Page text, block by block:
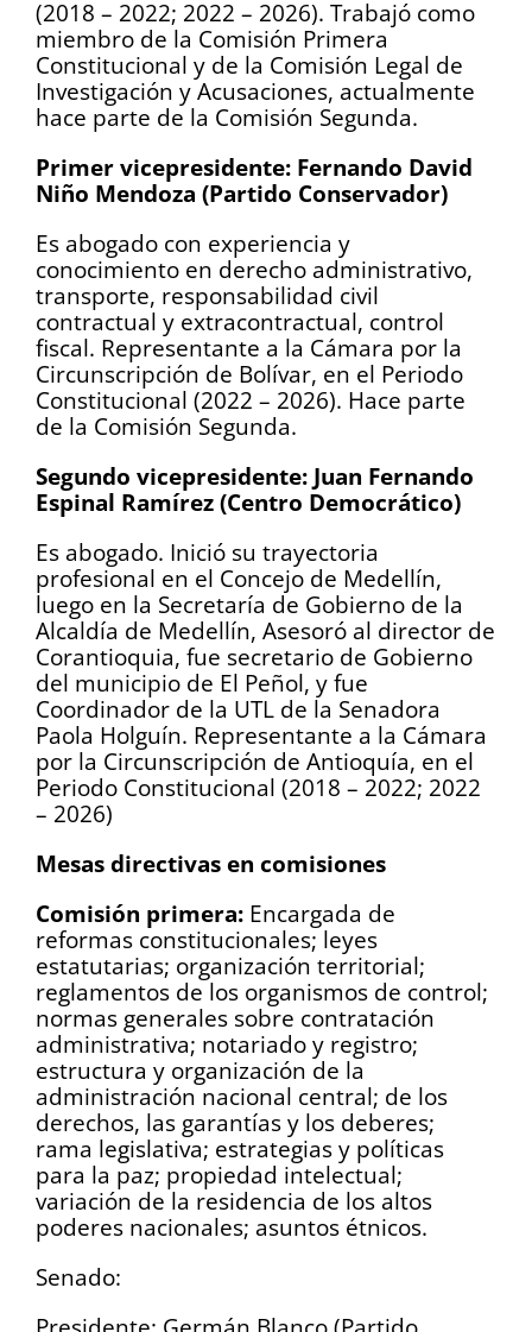
(2018 – 2022; 2022 – 2026). Trabajó como
miembro de la Comisión Primera
Constitucional y de la Comisión Legal de
Investigación y Acusaciones, actualmente
hace parte de la Comisión Segunda.
Primer vicepresidente: Fernando David
Niño Mendoza (Partido Conservador)
Es abogado con experiencia y
conocimiento en derecho administrativo,
transporte, responsabilidad civil
contractual y extracontractual, control
fiscal. Representante a la Cámara por la
Circunscripción de Bolívar, en el Periodo
Constitucional (2022 – 2026). Hace parte
de la Comisión Segunda.
Segundo vicepresidente: Juan Fernando
Espinal Ramírez (Centro Democrático)
Es abogado. Inició su trayectoria
profesional en el Concejo de Medellín,
luego en la Secretaría de Gobierno de la
Alcaldía de Medellín, Asesoró al director de
Corantioquia, fue secretario de Gobierno
del municipio de El Peñol, y fue
Coordinador de la UTL de la Senadora
Paola Holguín. Representante a la Cámara
por la Circunscripción de Antioquía, en el
Periodo Constitucional (2018 – 2022; 2022
– 2026)
Mesas directivas en comisiones
Comisión primera: Encargada de
reformas constitucionales; leyes
estatutarias; organización territorial;
reglamentos de los organismos de control;
normas generales sobre contratación
administrativa; notariado y registro;
estructura y organización de la
administración nacional central; de los
derechos, las garantías y los deberes;
rama legislativa; estrategias y políticas
para la paz; propiedad intelectual;
variación de la residencia de los altos
poderes nacionales; asuntos étnicos.
Senado: